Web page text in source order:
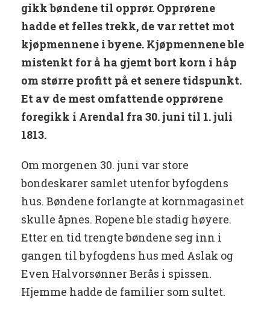
gikk bøndene til opprør. Opprørene
hadde et felles trekk, de var rettet mot
kjøpmennene i byene. Kjøpmennene ble
mistenkt for å ha gjemt bort korn i håp
om større profitt på et senere tidspunkt.
Et av de mest omfattende opprørene
foregikk i Arendal fra 30. juni til 1. juli
1813.
Om morgenen 30. juni var store
bondeskarer samlet utenfor byfogdens
hus. Bøndene forlangte at kornmagasinet
skulle åpnes. Ropene ble stadig høyere.
Etter en tid trengte bøndene seg inn i
gangen til byfogdens hus med Aslak og
Even Halvorsønner Berås i spissen.
Hjemme hadde de familier som sultet.